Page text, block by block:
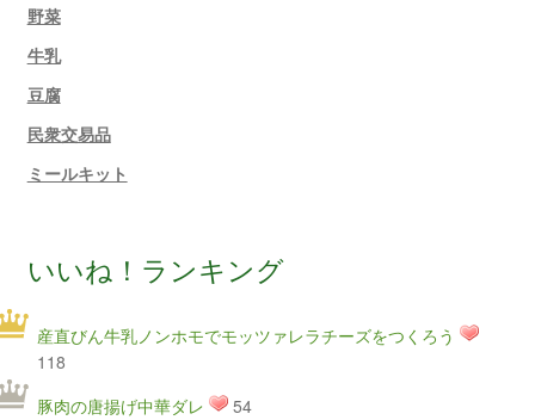
野菜
牛乳
豆腐
民衆交易品
ミールキット
いいね！ランキング
産直びん牛乳ノンホモでモッツァレラチーズをつくろう
118
豚肉の唐揚げ中華ダレ
54